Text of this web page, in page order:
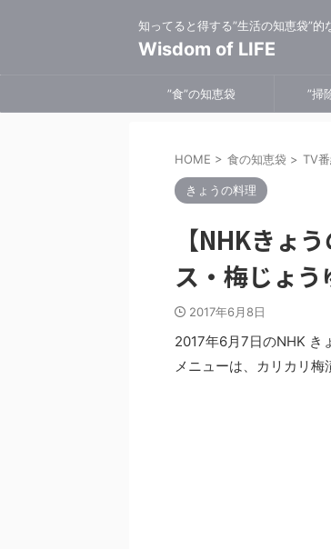
知ってると得する”生活の知恵袋”的
Wisdom of LIFE
”食”の知恵袋 ”掃
HOME > 食の知恵袋 > TV
きょうの料理
【NHKきょ
ス・梅じょう
2017年6月8日
2017年6月7日のNHK き
メニューは、カリカリ梅